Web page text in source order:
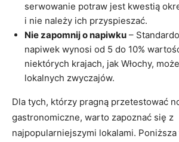
serwowanie potraw jest kwestią
i nie należy ich przyspieszać.
Nie zapomnij o napiwku –
napiwek wynosi od 5 do 10%
niektórych krajach, jak Włochy,
lokalnych zwyczajów.
Dla tych, którzy pragną przetestować
gastronomiczne, warto zapoznać się z
najpopularniejszymi lokalami. Poniższa